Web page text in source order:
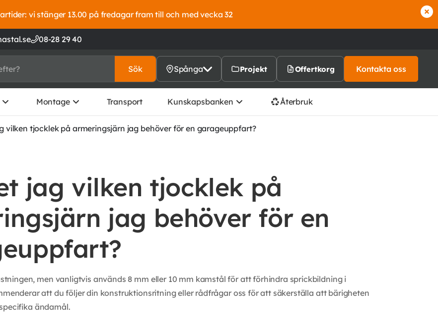
vi stänger 13.00 på fredagar fram till och med vecka 32
08-28 29 40
Sök Spånga Projekt Offertkorg Kontakta oss
Montage Transport Kunskapsbanken Återbruk
vilken tjocklek på armeringsjärn jag behöver för en garageuppfart?
jag vilken tjocklek på
jag behöver för en
men vanligtvis används 8 mm eller 10 mm kamstål för att förhindra sprickbildning i
att du följer din konstruktionsritning eller rådfrågar oss för att säkerställa att bärigheten
ändamål.